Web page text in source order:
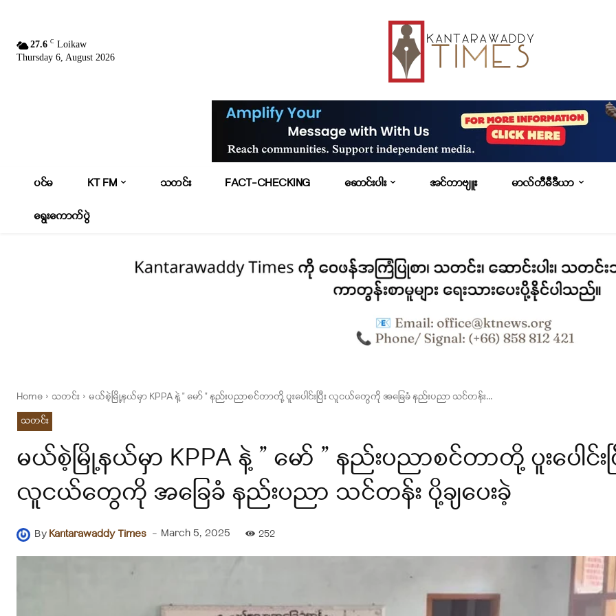
27.6 C Loikaw
Thursday 6, August 2026
ပင်မ KT FM သတင်း FACT-CHECKING ဆောင်းပါး အင်တာဗျူး မာလ်တီမီဒီယာ
ရွေးကောက်ပွဲ
Home သတင်း
မယ်စဲ့မြို့နယ်မှာ KPPA နဲ့ " မော် " နည်းပညာစင်တာတို့ ပူးပေါင်းပြီး လူငယ်တွေကို အခြေခံ နည်းပညာ သင်တန်း...
သတင်း
မယ်စဲ့မြို့နယ်မှာ KPPA နဲ့ ” မော် ” နည်းပညာစင်တာတို့ ပူးပေါင်းပ
လူငယ်တွေကို အခြေခံ နည်းပညာ သင်တန်း ပို့ချပေးခဲ့
ByKantarawaddy Times - March 5, 2025 252